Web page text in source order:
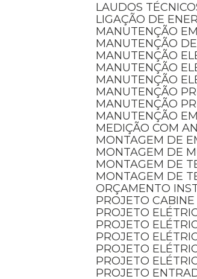
LAUDOS
LIGAÇÃO DE
MANUTENÇÃO
MANUTENÇÃO
MANUTENÇÃO
MANUTENÇÃO
MANUTENÇÃO
MANUTENÇÃO
MANUTENÇÃO
MANUTENÇÃO
MEDIÇÃO COM
MONTAGEM DE
MONTAGEM DE
MONTAGEM DE
MONTAGEM DE
ORÇAMENTO
PROJETO
PROJETO
PROJETO
PROJETO
PROJETO
PROJETO
PROJETO